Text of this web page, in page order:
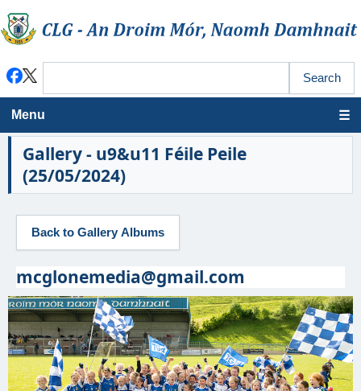
Menu
Gallery - u9&u11 Féile Peile
(25/05/2024)
mcglonemedia@gmail.com